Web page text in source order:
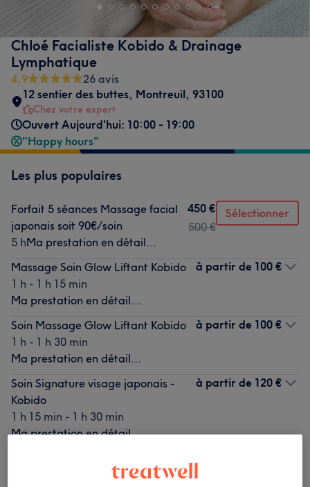
Chloé Facialiste Kobido & Drainage
Lymphatique
4,9
26 avis
12 sentier des buttes, Montreuil, 93100
Chez votre expert
Ouvert Aujourd'hui: 10:00 - 19:00
"Happy hours"
Les plus populaires
Forfait 5 séances Massage facial
japonais soit 90€/soin
5 hMa prestation en détail...
450 €
500 €
Sélectionner
Massage Soin Glow Liftant Kobido
1 h - 1 h 15 min
Ma prestation en détail...
à partir de 100 €
Soin Massage Glow Liftant Kobido
1 h - 1 h 30 min
Ma prestation en détail...
à partir de 100 €
Soin Signature visage japonais -
Kobido
1 h 15 min - 1 h 30 min
Ma prestation en détail...
à partir de 120 €
Économisez jusqu'à 10%